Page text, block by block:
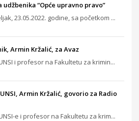
udžbenika “Opće upravno pravo”
23.05.2022. godine, sa početkom ...
Armin Kržalić, za Avaz
i profesor na Fakultetu za krimin...
Armin Kržalić, govorio za Radio
e i profesor na Fakultetu za krim...